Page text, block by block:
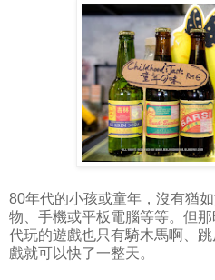
80年代的小孩或童年，沒有猶
物、手機或平板電腦等等。但
代玩的遊戲也只有騎木馬啊、
戲就可以快了一整天。